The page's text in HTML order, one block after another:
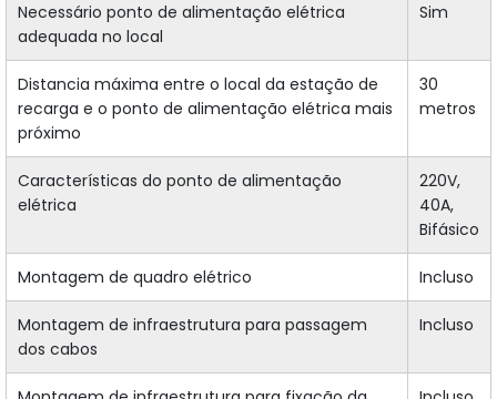
Necessário ponto de alimentação elétrica
adequada no local
Sim
Distancia máxima entre o local da estação de
recarga e o ponto de alimentação elétrica mais
próximo
30
metros
Características do ponto de alimentação
elétrica
220V,
40A,
Bifásico
Montagem de quadro elétrico Incluso
Montagem de infraestrutura para passagem
dos cabos
Incluso